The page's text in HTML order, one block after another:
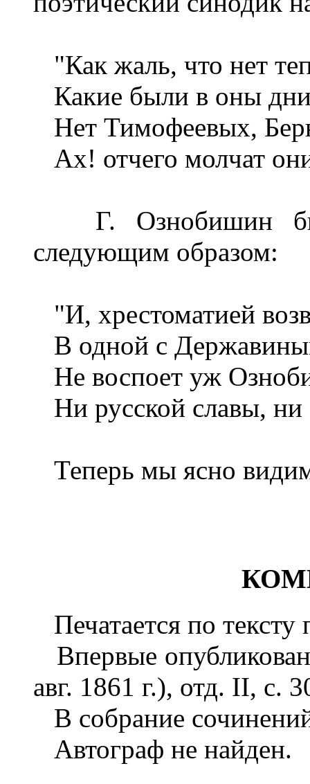
"Как жаль, что нет
Какие были в оны
Нет Тимофеевых,
Ах! отчего молчат
Г. Ознобишин
следующим образом:
"И, хрестоматией
В одной с
Не воспоет уж
Ни русской славы,
Теперь мы ясно
Печатается по
Впервые
авг. 1861 г.), отд. II, с.
В собрание
Автограф не найден.